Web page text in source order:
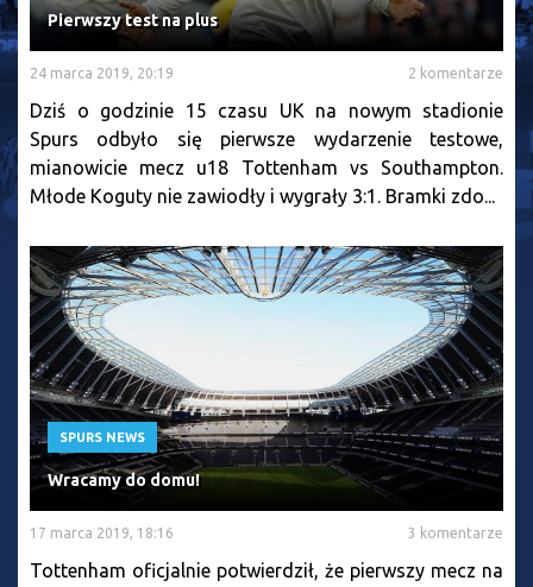
Pierwszy test na plus
24 marca 2019, 20:19 2 komentarze
Dziś o godzinie 15 czasu UK na nowym stadionie
Spurs odbyło się pierwsze wydarzenie testowe,
mianowicie mecz u18 Tottenham vs Southampton.
Młode Koguty nie zawiodły i wygrały 3:1. Bramki zdo...
SPURS NEWS
Wracamy do domu!
17 marca 2019, 18:16 3 komentarze
Tottenham oficjalnie potwierdził, że pierwszy mecz na